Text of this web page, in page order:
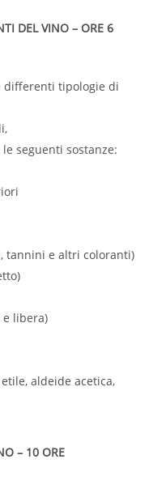
DEL VINO – ORE 6
differenti tipologie di
seguenti sostanze:
tannini e altri coloranti)
libera)
aldeide acetica,
– 10 ORE